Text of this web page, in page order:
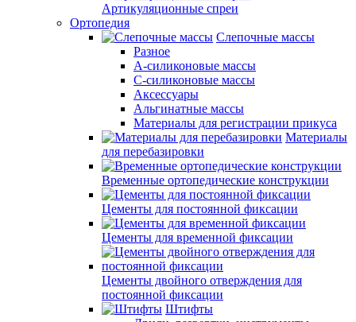
Артикуляционные спреи
Ортопедия
Слепочные массы
Разное
А-силиконовые массы
С-силиконовые массы
Аксессуары
Альгинатные массы
Материалы для регистрации прикуса
Материалы
для перебазировки
Временные ортопедические конструкции
Цементы для постоянной фиксации
Цементы для временной фиксации
Цементы двойного отверждения для
постоянной фиксации
Штифты